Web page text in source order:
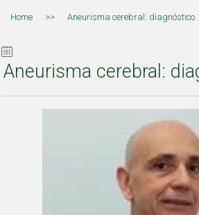
Home >> Aneurisma cerebral: diagnóstico
Aneurisma cerebral: